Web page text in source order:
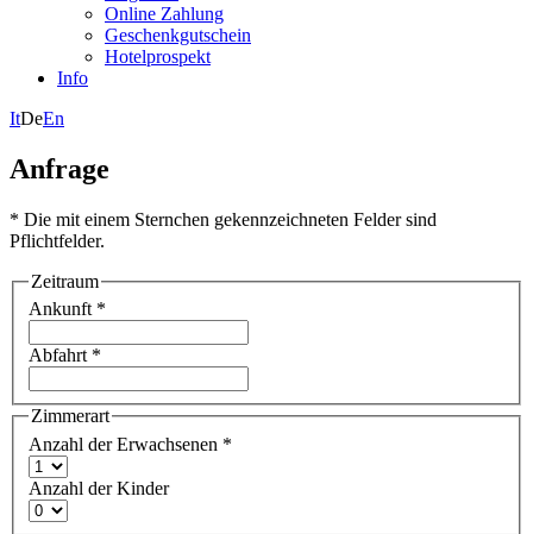
Online Zahlung
Geschenkgutschein
Hotelprospekt
Info
ItDeEn
Anfrage
* Die mit einem Sternchen gekennzeichneten Felder sind
Pflichtfelder.
Zeitraum
Ankunft *
Abfahrt *
Zimmerart
Anzahl der Erwachsenen *
Anzahl der Kinder